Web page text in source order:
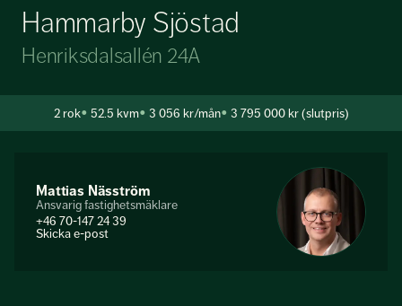
Henriksdalsallén 24A
Hammarby Sjöstad
2rok 52.5 kvm 3 056 kr/mån 3 795 000 kr (slutpris)
Mattias Näsström
Ansvarig fastighetsmäklare
+46 70-147 24 39
Skicka e-post